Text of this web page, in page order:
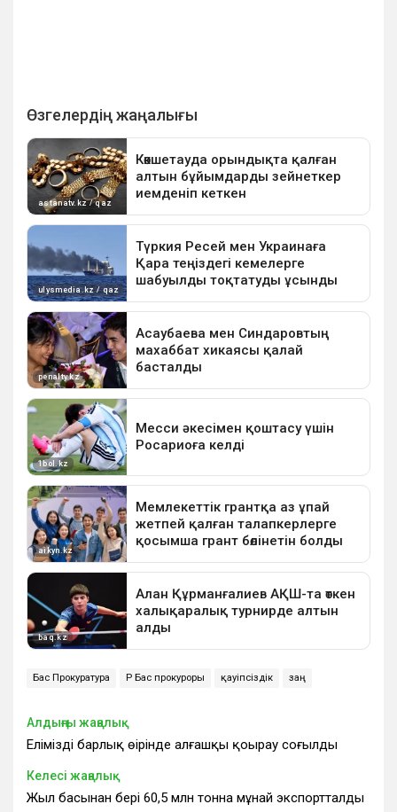
Бас Прокуратура ҚР Бас прокуроры қауіпсіздік заң
Алдыңғы жаңалық
Еліміздің барлық өңірінде алғашқы қоңырау соғылды
Келесі жаңалық
Жыл басынан бері 60,5 млн тонна мұнай экспортталды